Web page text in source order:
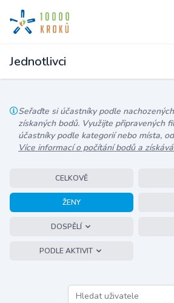
Jednotlivci
Seřaďte si účastníky podle
získaných bodů. Využijte připravených
účastníky podle kategorií nebo místa,
Více informací o počítání bodů a
CELKOVĚ
ŽENY
DOSPĚLÍ
PODLE AKTIVIT